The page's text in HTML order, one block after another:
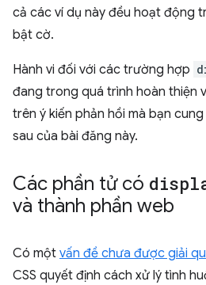
cả các ví dụ này đều hoạt động
bật cờ.
Hành vi đối với các trường hợp
đang trong quá trình hoàn thiện
trên ý kiến phản hồi mà bạn
sau của bài đăng này.
Các phần tử có
và thành phần web
Có một vấn đề chưa được giải
CSS quyết định cách xử lý tình